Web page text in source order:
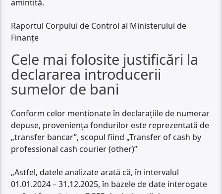
amintită.
Raportul Corpului de Control al Ministerului de
Finanțe
Cele mai folosite justificări la
declararea introducerii
sumelor de bani
Conform celor menționate în declarațiile de numerar
depuse, proveniența fondurilor este reprezentată de
„transfer bancar”, scopul fiind „Transfer of cash by
professional cash courier (other)”
„Astfel, datele analizate arată că, în intervalul
01.01.2024 – 31.12.2025, în bazele de date interogate